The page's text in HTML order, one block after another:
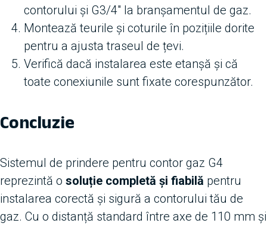
contorului și G3/4″ la branșamentul de gaz.
Montează teurile și coturile în pozițiile dorite
pentru a ajusta traseul de țevi.
Verifică dacă instalarea este etanșă și că
toate conexiunile sunt fixate corespunzător.
Concluzie
Sistemul de prindere pentru contor gaz G4
reprezintă o soluție completă și fiabilă pentru
instalarea corectă și sigură a contorului tău de
gaz. Cu o distanță standard între axe de 110 mm și